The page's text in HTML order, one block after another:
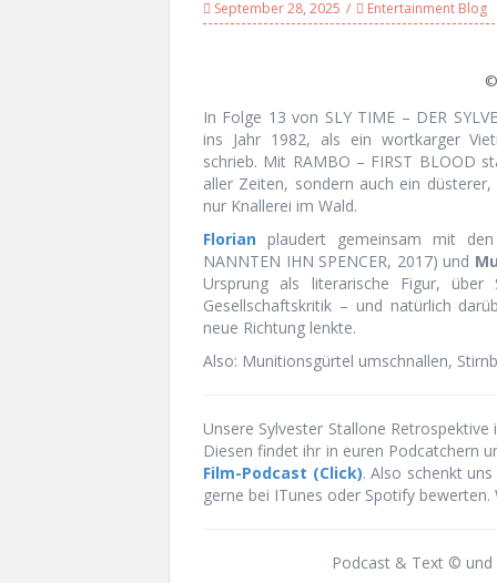
September 28, 2025 Entertainment Blog
In Folge 13 von SLY TIME – DER
ins Jahr 1982, als ein wortkarger
schrieb. Mit RAMBO – FIRST BLOOD
aller Zeiten, sondern auch ein
nur Knallerei im Wald.
Florian plaudert gemeinsam mit
NANNTEN IHN SPENCER, 2017) und
Ursprung als literarische Figur,
Gesellschaftskritik – und natürlich
neue Richtung lenkte.
Also: Munitionsgürtel umschnallen,
Unsere Sylvester Stallone
Diesen findet ihr in euren Podcatchern
Film-Podcast (Click). Also schenkt
gerne bei ITunes oder Spotify
Podcast & Text ©